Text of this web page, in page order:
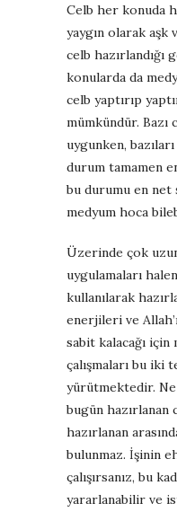
Celb her konuda
yaygın olarak
celb
konularda da
celb yaptırıp
mümkündür. Bazı
uygunken,
durum tamamen
bu durumu en net
medyum hoca
Üzerinde çok
uygulamaları
kullanılarak
enerjileri ve
sabit kalacağı için
çalışmaları bu iki
yürütmektedir.
bugün hazırlanan
hazırlanan
bulunmaz. İşinin
çalışırsanız, bu
yararlanabilir ve